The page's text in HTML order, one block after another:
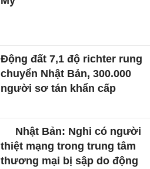
Động đất 7,1 độ richter rung
chuyển Nhật Bản, 300.000
người sơ tán khẩn cấp
Nhật Bản: Nghi có người
thiệt mạng trong trung tâm
thương mại bị sập do động